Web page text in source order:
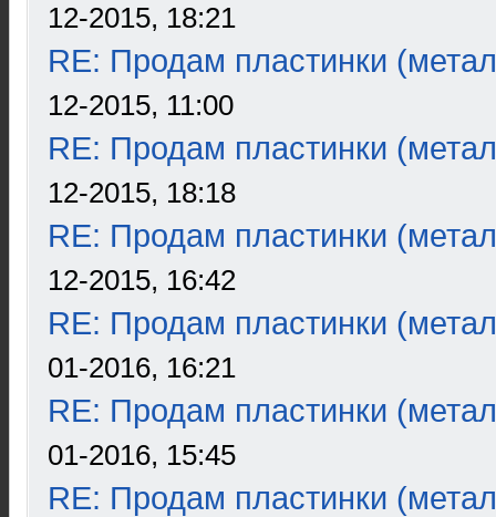
12-2015, 18:21
RE: Продам пластинки
12-2015, 11:00
RE: Продам пластинки
12-2015, 18:18
RE: Продам пластинки
12-2015, 16:42
RE: Продам пластинки
01-2016, 16:21
RE: Продам пластинки
01-2016, 15:45
RE: Продам пластинки